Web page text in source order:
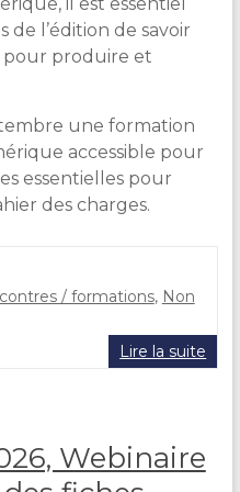
il est essentiel
l’édition de savoir
pour produire et
une formation
accessible pour
essentielles pour
des charges.
/ formations, Non
Lire la suite
Webinaire